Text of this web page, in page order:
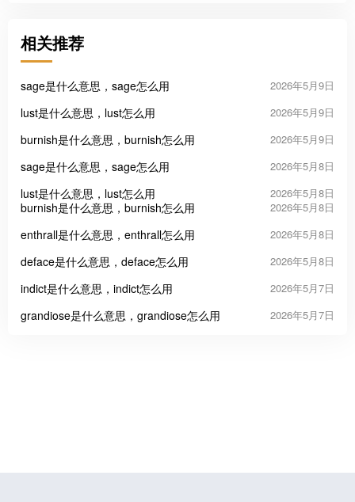
相关推荐
sage是什么意思，sage怎么用 2026年5月9日
lust是什么意思，lust怎么用 2026年5月9日
burnish是什么意思，burnish怎么用 2026年5月9日
sage是什么意思，sage怎么用 2026年5月8日
lust是什么意思，lust怎么用 2026年5月8日
burnish是什么意思，burnish怎么用 2026年5月8日
enthrall是什么意思，enthrall怎么用 2026年5月8日
deface是什么意思，deface怎么用 2026年5月8日
indict是什么意思，indict怎么用 2026年5月7日
grandiose是什么意思，grandiose怎么用 2026年5月7日